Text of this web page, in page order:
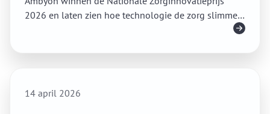
2026 en laten zien hoe technologie de zorg slimmer
14 april 2026